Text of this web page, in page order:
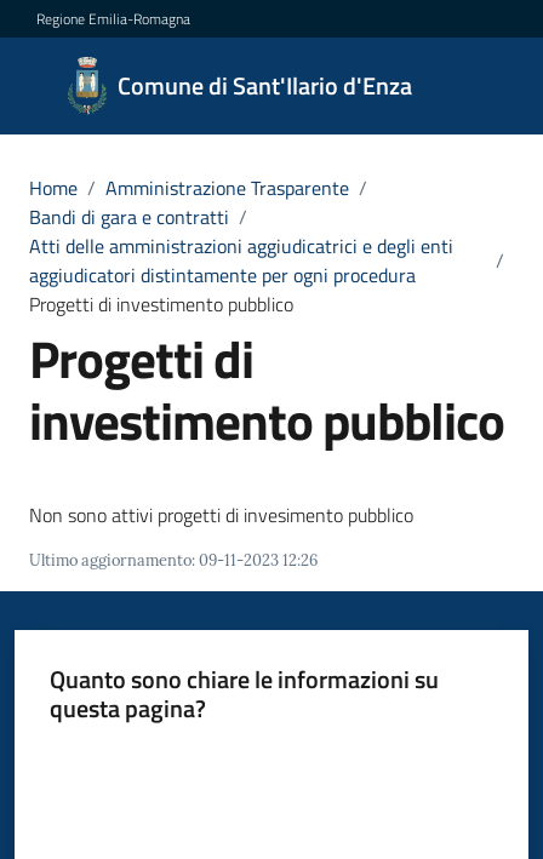
Vai al contenuto
Vai alla navigazione
Vai al footer
Regione Emilia-Romagna
Comune di Sant'Ilario d'Enza
Comune
di
d'Enza
Amministrazione
Novità
Servizi
Sant'Ilario
d'Enza
Prenota
Home / Amministrazione Trasparente /
Bandi di gara e contratti /
Atti delle amministrazioni aggiudicatrici e degli enti
aggiudicatori distintamente per ogni procedura
/
Progetti di investimento pubblico
Progetti di
investimento pubblico
Non sono attivi progetti di invesimento pubblico
Ultimo aggiornamento:09-11-2023 12:26
Quanto sono chiare le informazioni su
questa pagina?